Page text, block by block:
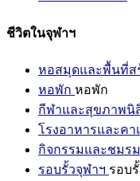
ชีวิตในจุฬาฯ
หอสมุดและพื้นที่ส
หอพัก หอพัก
กีฬาและสุขภาพนิ
โรงอาหารและคา
กิจกรรมและชมรม
รอบรั้วจุฬาฯ รอบ